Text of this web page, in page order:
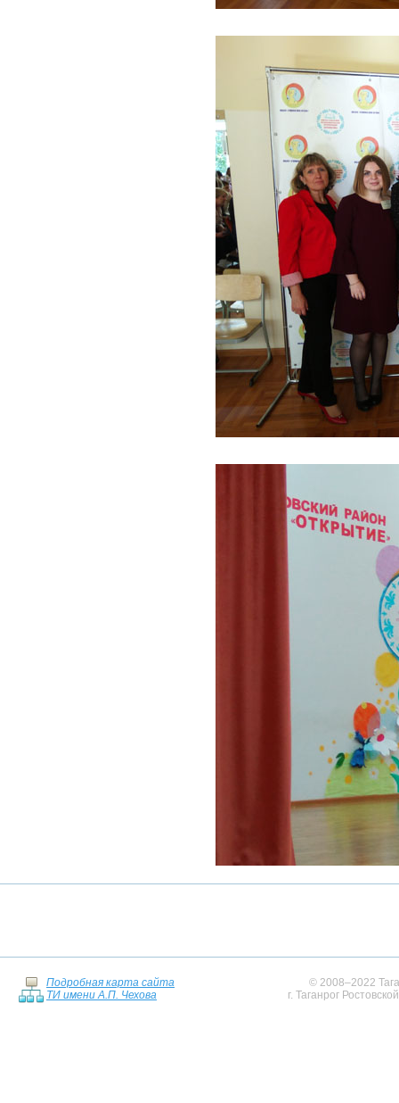
Подробная карта сайта
ТИ имени А.П. Чехова
© 2008–2022
г. Таганрог